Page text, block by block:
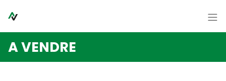
A vendre
A VENDRE